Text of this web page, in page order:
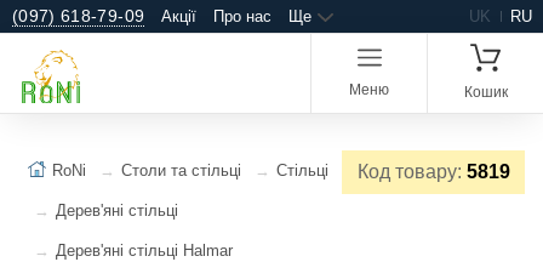
(097) 618-79-09 Акції Про нас Ще UK RU
Меню Кошик
Код товару: 5819
RoNi Столи та стільці Стільці
Дерев'яні стільці
Дерев'яні стільці Halmar